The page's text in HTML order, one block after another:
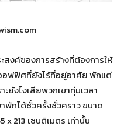
งค์ของการสร้างที่ต้องการให้
อฟฟิศที่ยังไร้ที่อยู่อาศัย พักแต่
ยังไงเสียพวกเขาทุ่มเวลา
กได้ชั่วครั้งชั่วคราว ขนาด
213 เซนติเมตร เท่านั้น